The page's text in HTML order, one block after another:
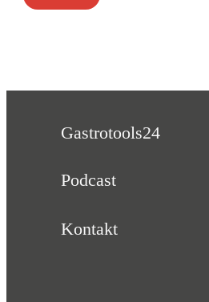
Gastrotools24
Podcast
Kontakt